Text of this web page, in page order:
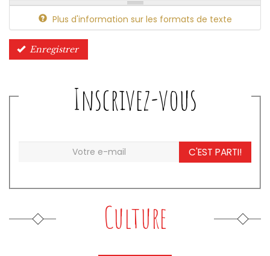
Plus d'information sur les formats de texte
Enregistrer
Inscrivez-vous
C'EST PARTI!
Culture